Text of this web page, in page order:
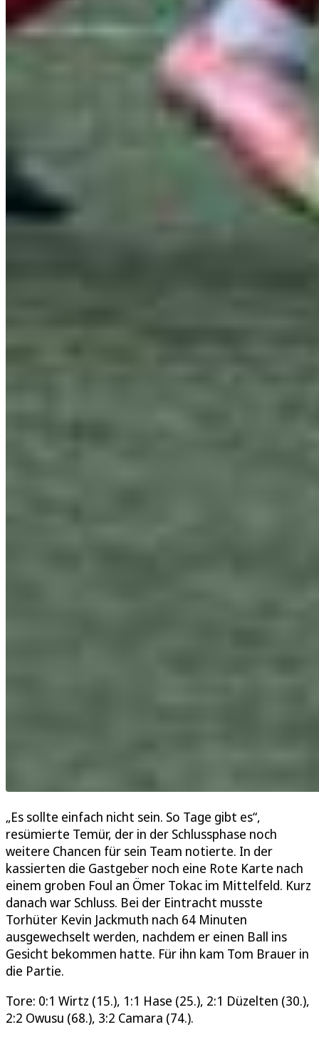
„Es sollte einfach nicht sein. So Tage gibt es“,
resümierte Temür, der in der Schlussphase noch
weitere Chancen für sein Team notierte. In der
kassierten die Gastgeber noch eine Rote Karte nach
einem groben Foul an Ömer Tokac im Mittelfeld. Kurz
danach war Schluss. Bei der Eintracht musste
Torhüter Kevin Jackmuth nach 64 Minuten
ausgewechselt werden, nachdem er einen Ball ins
Gesicht bekommen hatte. Für ihn kam Tom Brauer in
die Partie.
Tore: 0:1 Wirtz (15.), 1:1 Hase (25.), 2:1 Düzelten (30.),
2:2 Owusu (68.), 3:2 Camara (74.).